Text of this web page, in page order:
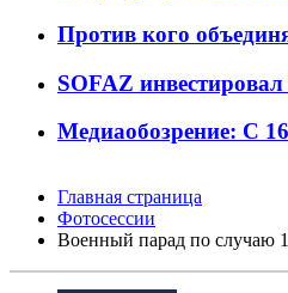
Против кого
SOFAZ
Медиаобозрение: С
Главная страница
Фотосессии
Военный парад по случаю